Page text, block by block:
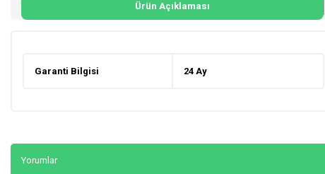
Ürün Açıklaması
Garanti Bilgisi 24 Ay
Yorumlar